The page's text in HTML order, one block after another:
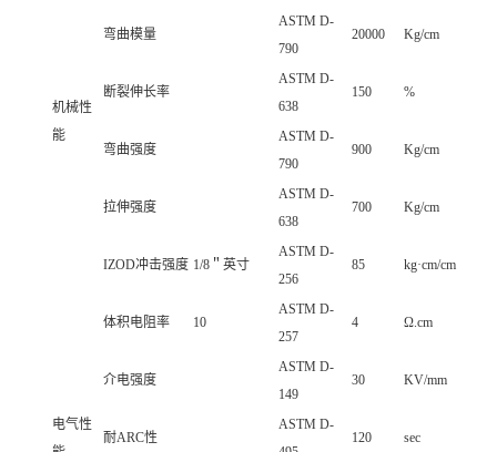
机械性
能
弯曲模量
ASTM D-
790
20000 Kg/cm
断裂伸长率
ASTM D-
638
150 %
弯曲强度
ASTM D-
790
900 Kg/cm
拉伸强度
ASTM D-
638
700 Kg/cm
IZOD冲击强度 1/8＂英寸
ASTM D-
256
85 kg·cm/cm
电气性
体积电阻率 10
ASTM D-
257
4 Ω.cm
介电强度
ASTM D-
149
30 KV/mm
耐ARC性
ASTM D-
120 sec